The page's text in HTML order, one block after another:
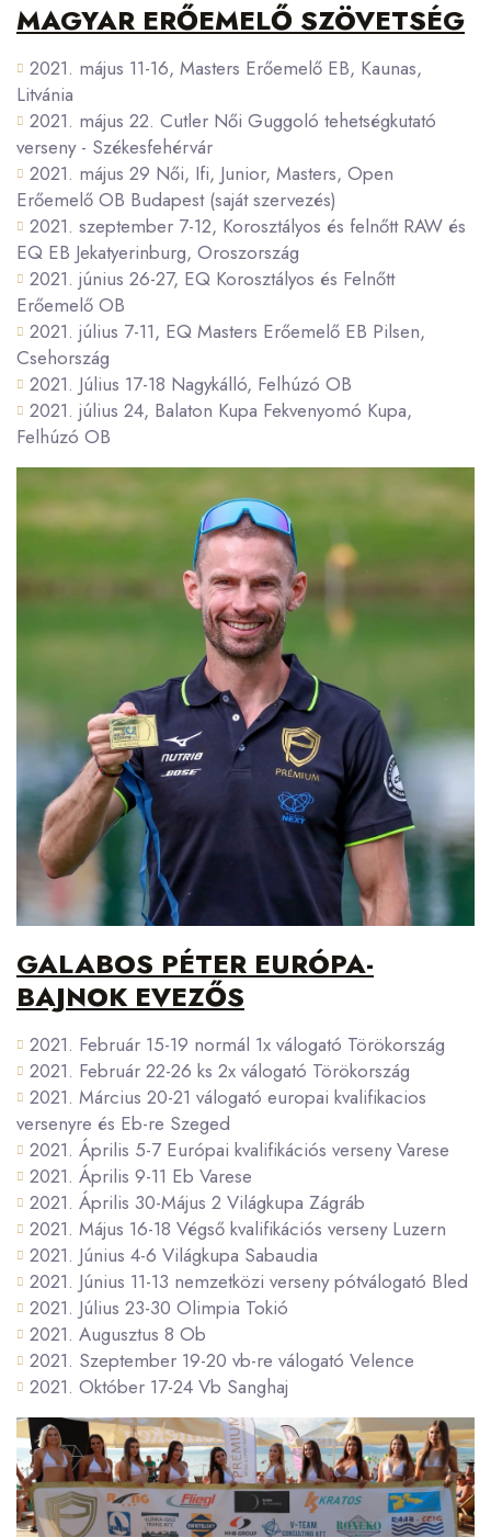
MAGYAR ERŐEMELŐ SZÖVETSÉG
2021. május 11-16, Masters Erőemelő EB, Kaunas,
Litvánia
2021. május 22. Cutler Női Guggoló tehetségkutató
verseny - Székesfehérvár
2021. május 29 Női, Ifi, Junior, Masters, Open
Erőemelő OB Budapest (saját szervezés)
2021. szeptember 7-12, Korosztályos és felnőtt RAW és
EQ EB Jekatyerinburg, Oroszország
2021. június 26-27, EQ Korosztályos és Felnőtt
Erőemelő OB
2021. július 7-11, EQ Masters Erőemelő EB Pilsen,
Csehország
2021. Július 17-18 Nagykálló, Felhúzó OB
2021. július 24, Balaton Kupa Fekvenyomó Kupa,
Felhúzó OB
GALABOS PÉTER EURÓPA-
BAJNOK EVEZŐS
2021. Február 15-19 normál 1x válogató Törökország
2021. Február 22-26 ks 2x válogató Törökország
2021. Március 20-21 válogató europai kvalifikacios
versenyre és Eb-re Szeged
2021. Április 5-7 Európai kvalifikációs verseny Varese
2021. Április 9-11 Eb Varese
2021. Április 30-Május 2 Világkupa Zágráb
2021. Május 16-18 Végső kvalifikációs verseny Luzern
2021. Június 4-6 Világkupa Sabaudia
2021. Június 11-13 nemzetközi verseny pótválogató Bled
2021. Július 23-30 Olimpia Tokió
2021. Augusztus 8 Ob
2021. Szeptember 19-20 vb-re válogató Velence
2021. Október 17-24 Vb Sanghaj